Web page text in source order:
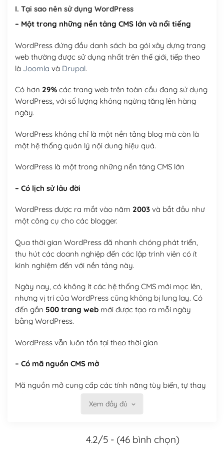
I. Tại sao nên sử dụng WordPress
– Một trong những nền tảng CMS lớn và nổi tiếng
WordPress đứng đầu danh sách ba gói xây dựng trang
web thường được sử dụng nhất trên thế giới, tiếp theo
là Joomla và Drupal.
Có hơn 29%các trang web trên toàn cầu đang sử dụng
WordPress, với số lượng không ngừng tăng lên hàng
ngày.
WordPress không chỉ là một nền tảng blog mà còn là
một hệ thống quản lý nội dung hiệu quả.
WordPress là một trong những nền tảng CMS lớn
– Có lịch sử lâu đời
WordPress được ra mắt vào năm 2003và bắt đầu như
một công cụ cho các blogger.
Qua thời gian WordPress đã nhanh chóng phát triển,
thu hút các doanh nghiệp đến các lập trình viên có ít
kinh nghiệm đến với nền tảng này.
Ngày nay, có không ít các hệ thống CMS mới mọc lên,
nhưng vị trí của WordPress cũng không bị lung lay. Có
đến gần 500 trang webmới được tạo ra mỗi ngày
bằng WordPress.
WordPress vẫn luôn tồn tại theo thời gian
– Có mã nguồn CMS mở
Mã nguồn mở cung cấp các tính năng tùy biến, tự thay
nó theo ý bạn mà không phải sử dụng dịch vụ tại bất
Việc của bạn là đăng ký một tên miền và hosting để
Xem đầy đủ
4.2/5 - (46 bình chọn)